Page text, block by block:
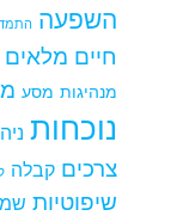
השפעה
חיים מלאים
מנהיגות מסע
נוכחות
צרכים קבלה
שיפוטיות